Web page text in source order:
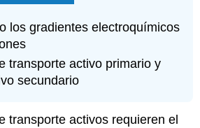
los gradientes electroquímicos
transporte activo primario y
secundario
transporte activos requieren el